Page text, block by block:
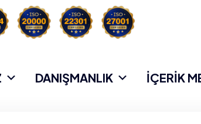
DANIŞMANLIK İÇERİK